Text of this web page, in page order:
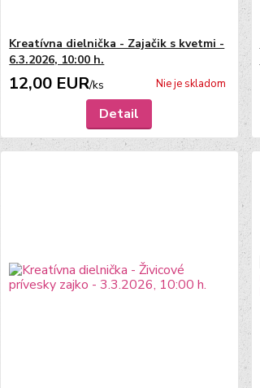
Kreatívna dielnička - Zajačik s kvetmi -
6.3.2026, 10:00 h.
12,00 EUR/ks Nie je skladom
Detail